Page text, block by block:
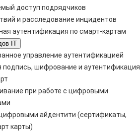
доступ подрядчиков
и расследование инцидентов
аутентификация по смарт-картам
IT
управление аутентификацией
подпись, шифрование и аутентификация
при работе с цифровыми
айдентити (сертификаты,
карты)